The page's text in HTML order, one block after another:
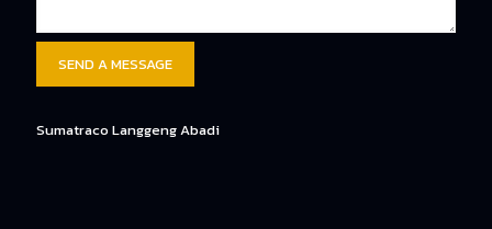
Sumatraco Langgeng Abadi